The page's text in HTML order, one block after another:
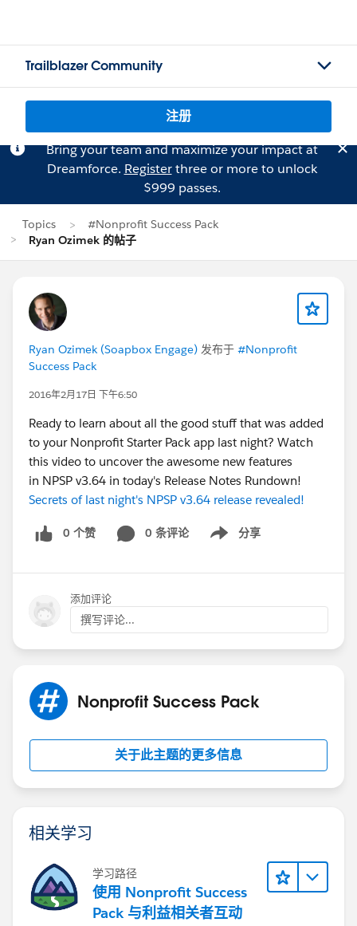
Trailblazer Community
注册
Bring your team and maximize your impact at
Dreamforce. Registerthree or more to unlock
$999 passes.
Topics
#Nonprofit Success Pack
Ryan Ozimek 的帖子
Ryan Ozimek (Soapbox Engage) 发布于 #Nonprofit
Success Pack
2016年2月17日 下午6:50
Ready to learn about all the good stuff that was added
to your Nonprofit Starter Pack app last night? Watch
this video to uncover the awesome new features
in NPSP v3.64 in today's Release Notes Rundown!
Secrets of last night's NPSP v3.64 release revealed!
0 个赞 0 条评论 分享
Show menu
添加评论
撰写评论...
Nonprofit Success Pack
关于此主题的更多信息
相关学习
学习路径
使用 Nonprofit Success
Pack 与利益相关者互动